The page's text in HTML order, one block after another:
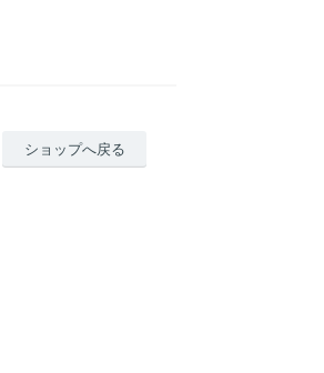
ショップへ戻る